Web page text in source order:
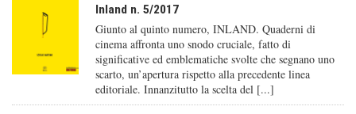
Inland n. 5/2017
Giunto al quinto numero, INLAND. Quaderni di
cinema affronta uno snodo cruciale, fatto di
significative ed emblematiche svolte che segnano uno
scarto, un’apertura rispetto alla precedente linea
editoriale. Innanzitutto la scelta del [...]